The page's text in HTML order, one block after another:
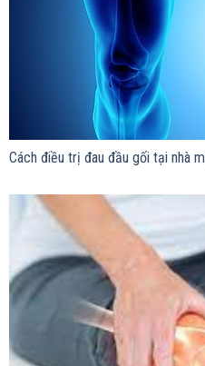
Cách điều trị đau đầu gối tại nhà